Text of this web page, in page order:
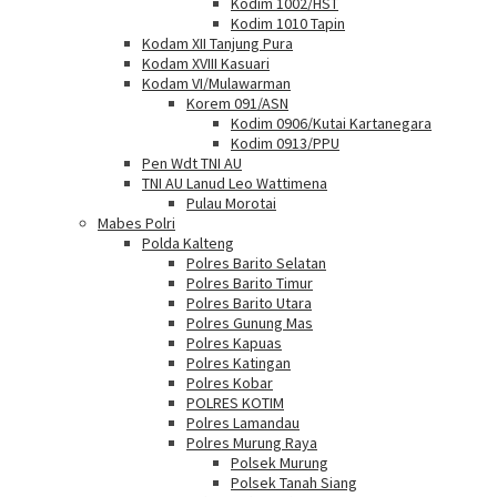
Kodim 1010 Tapin
Kodam XII Tanjung Pura
Kodam XVIII Kasuari
Kodam VI/Mulawarman
Korem 091/ASN
Kodim 0906/Kutai Kartanegara
Kodim 0913/PPU
Pen Wdt TNI AU
TNI AU Lanud Leo Wattimena
Pulau Morotai
Mabes Polri
Polda Kalteng
Polres Barito Selatan
Polres Barito Timur
Polres Barito Utara
Polres Gunung Mas
Polres Kapuas
Polres Katingan
Polres Kobar
POLRES KOTIM
Polres Lamandau
Polres Murung Raya
Polsek Murung
Polsek Tanah Siang